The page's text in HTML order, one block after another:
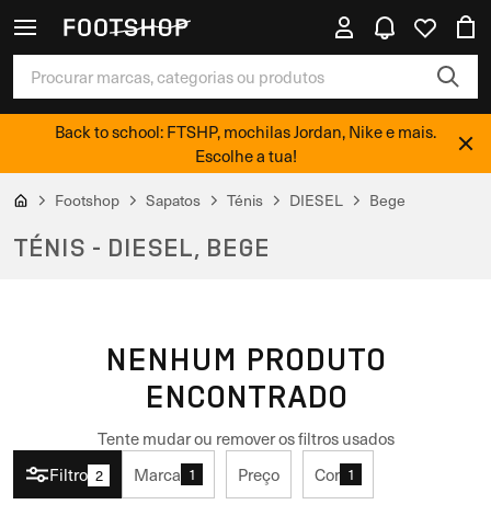
Back to school: FTSHP, mochilas Jordan, Nike e mais.
Escolhe a tua!
Footshop Sapatos Ténis DIESEL Bege
TÉNIS - DIESEL, BEGE
NENHUM PRODUTO
ENCONTRADO
Tente mudar ou remover os filtros usados
Filtro 2 Marca 1 Preço Cor 1